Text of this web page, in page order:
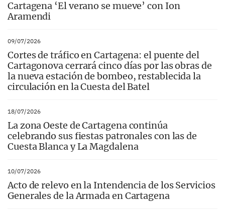
Cartagena ‘El verano se mueve’ con Ion
Aramendi
09/07/2026
Cortes de tráfico en Cartagena: el puente del
Cartagonova cerrará cinco días por las obras de
la nueva estación de bombeo, restablecida la
circulación en la Cuesta del Batel
18/07/2026
La zona Oeste de Cartagena continúa
celebrando sus fiestas patronales con las de
Cuesta Blanca y La Magdalena
10/07/2026
Acto de relevo en la Intendencia de los Servicios
Generales de la Armada en Cartagena